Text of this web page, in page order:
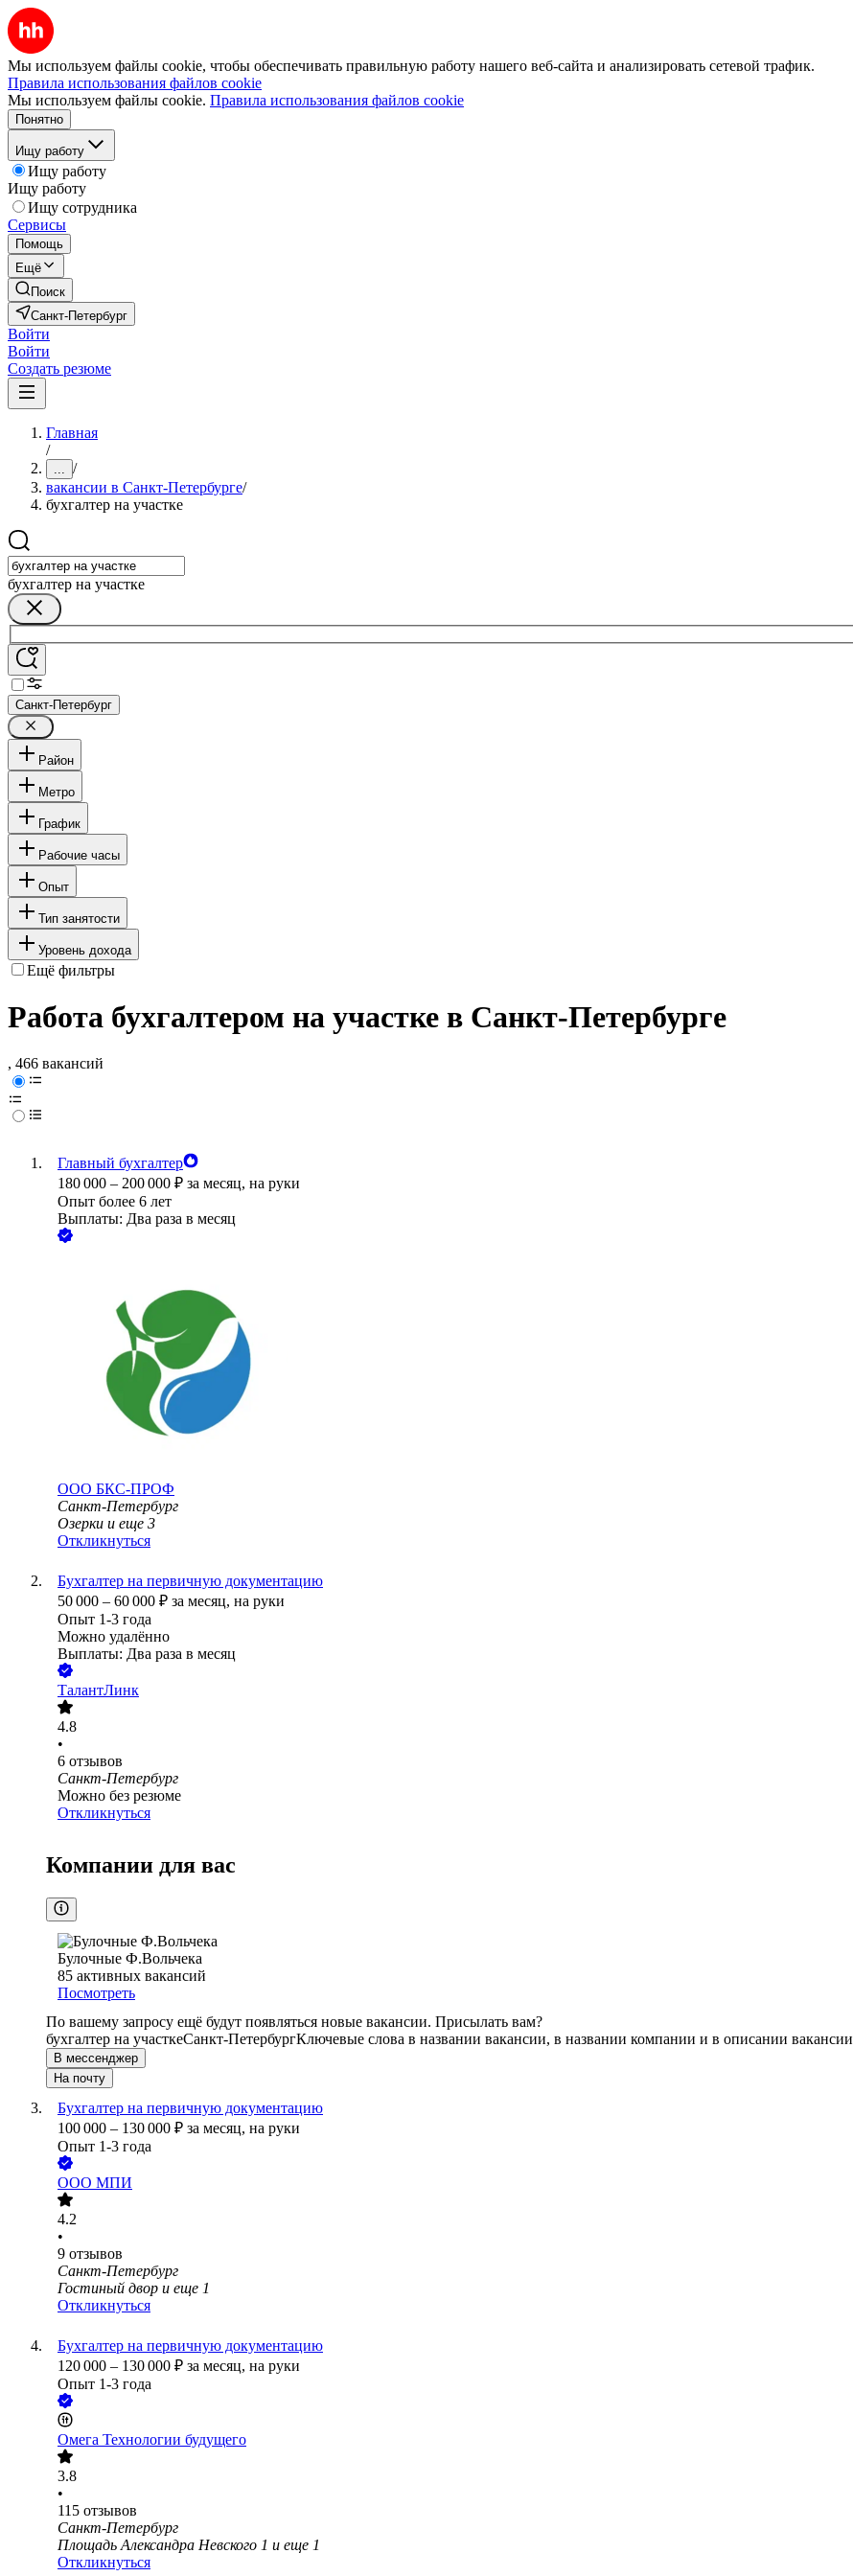
Мы используем файлы cookie, чтобы обеспечивать правильную работу нашего веб-сайта и анализировать сетевой трафик.
Правила использования файлов cookie
Мы используем файлы cookie. Правила использования файлов cookie
Понятно
Ищу работу
Ищу работу
Ищу работу
Ищу сотрудника
Сервисы
Помощь
Ещё
Поиск
Санкт-Петербург
Войти
Войти
Создать резюме
Главная
/
... /
вакансии в Санкт-Петербурге/
бухгалтер на участке
бухгалтер на участке
Санкт-Петербург
Район
Метро
График
Рабочие часы
Опыт
Тип занятости
Уровень дохода
Ещё фильтры
Работа бухгалтером на участке в Санкт-Петербурге
, 466 вакансий
Главный бухгалтер
180 000 – 200 000 ₽ за месяц, на руки
Опыт более 6 лет
Выплаты: Два раза в месяц
ООО БКС-ПРОФ
Санкт-Петербург
Озерки и еще 3
Откликнуться
Бухгалтер на первичную документацию
50 000 – 60 000 ₽ за месяц, на руки
Опыт 1-3 года
Можно удалённо
Выплаты: Два раза в месяц
ТалантЛинк
4.8
•
6 отзывов
Санкт-Петербург
Можно без резюме
Откликнуться
Компании для вас
Булочные Ф.Вольчека
85 активных вакансий
Посмотреть
По вашему запросу ещё будут появляться новые вакансии. Присылать вам?
бухгалтер на участкеСанкт-ПетербургКлючевые слова в названии вакансии, в названии компании и в описании вакансии
В мессенджер
На почту
Бухгалтер на первичную документацию
100 000 – 130 000 ₽ за месяц, на руки
Опыт 1-3 года
ООО МПИ
4.2
•
9 отзывов
Санкт-Петербург
Гостиный двор и еще 1
Откликнуться
Бухгалтер на первичную документацию
120 000 – 130 000 ₽ за месяц, на руки
Опыт 1-3 года
Омега Технологии будущего
3.8
•
115 отзывов
Санкт-Петербург
Площадь Александра Невского 1 и еще 1
Откликнуться